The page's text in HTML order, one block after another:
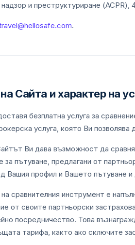
и преструктуриране
.
Сайта и характер на
безплатна услуга за
услуга, която Ви
Ви дава възможност да
за пътуване, предлагани от
Вашия профил и Вашето пътуване и
сравнителния инструмент е
от своите партньорски
посредничество. Това
тарифа, както ако сключите